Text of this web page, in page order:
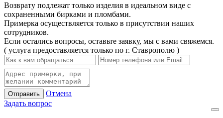
Возврату подлежат только изделия в идеальном виде с
сохраненными бирками и пломбами.
Примерка осуществляется только в присутствии наших
сотрудников.
Если остались вопросы, оставьте заявку, мы с вами свяжемся.
( услуга предоставляется только по г. Ставрополю )
Отправить
Отмена
Задать вопрос